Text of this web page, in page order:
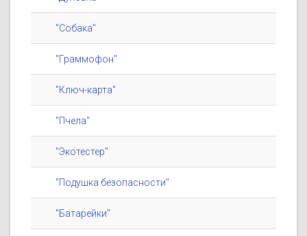
"Собака"
"Граммофон"
"Ключ-карта"
"Пчела"
"Экотестер"
"Подушка безопасности"
"Батарейки"